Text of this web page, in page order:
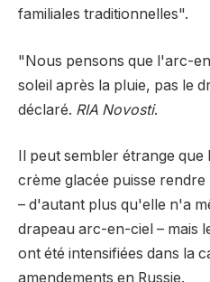
familiales traditionnelles".
"Nous pensons que l'arc-
soleil après la pluie, pas le
déclaré. RIA Novosti.
Il peut sembler étrange
crème glacée puisse
– d'autant plus qu'elle n'a
drapeau arc-en-ciel – mais
ont été intensifiées dans la
amendements en Russie.